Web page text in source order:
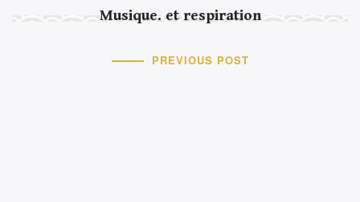
Musique. et respiration
PREVIOUS POST